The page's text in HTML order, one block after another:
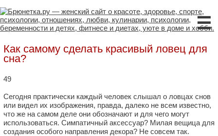
☰
Как самому сделать красивый ловец для
сна?
49
Сегодня практически каждый человек слышал о ловцах снов
или видел их изображения, правда, далеко не всем известно,
что же на самом деле они обозначают и для чего могут
использоваться. Симпатичный аксессуар? Милая вещица для
создания особого направления декора? Не совсем так.